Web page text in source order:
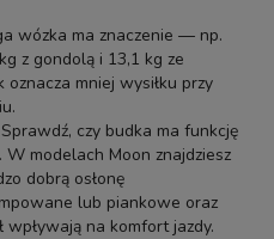
wózka ma znaczenie — np.
z gondolą i 13,1 kg ze
mniej wysiłku przy
czy budka ma funkcję
modelach Moon znajdziesz
dobrą osłonę
lub piankowe oraz
wpływają na komfort jazdy.